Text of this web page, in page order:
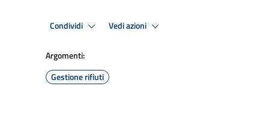
Condividi Vedi azioni
Argomenti:
Gestione rifiuti